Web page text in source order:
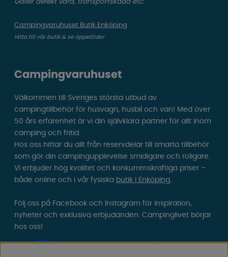
Gäller defekt vara, transportskada etc.
Campingvaruhuset Butik Enköping
Hitta till vår butik & se öppettider
Campingvaruhuset
Välkommen till Sveriges största utbud av
campingtillbehör för husvagn, husbil och van! Med över
50 års erfarenhet är vi din självklara partner för allt inom
camping och fritid.
Hos oss hittar du allt från reservdelar till smarta tillbehör
som gör din campingupplevelse smidigare och roligare.
Vi erbjuder hög kvalitet och konkurrenskraftiga priser –
både online och i vår fysiska butik i Enköping.
Följ oss på Facebook och Instagram för inspiration,
nyheter och exklusiva erbjudanden. Campinglivet börjar
hos oss!